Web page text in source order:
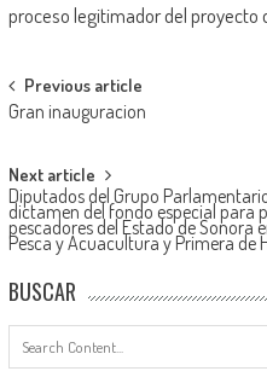
proceso legitimador del proyecto
Post
navigation
Previous article
Gran inauguracion
Next article
Diputados del Grupo
dictamen del fondo especial para
pescadores del Estado de Sonora
Pesca y Acuacultura y Primera de
BUSCAR